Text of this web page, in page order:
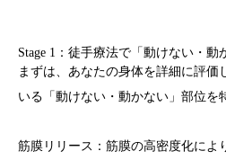
Stage 1：徒手療法で「動けない・動
まずは、あなたの身体を詳細に評価
いる「動けない・動かない」部位を
筋膜リリース： 筋膜の高密度化によ